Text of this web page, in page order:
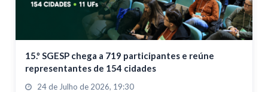
15.º SGESP chega a 719 participantes e reúne
representantes de 154 cidades
24 de Julho de 2026, 19:30